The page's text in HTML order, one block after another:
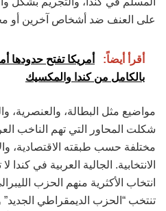
على العنف ضد أشخاص آخرين أو
أقرأ أيضاً:
أمريكا تفتح حدودها
بالكامل من كندا والمكسيك
مواضيع مثل البطالة، والعنصرية،
شكلت المحاور التي تهم الناخب
مختلفة حسب طبقته الاقتصادية،
الانتخابية. الجالية العربية في
انتخاب الأكثرية منهم الحزب
تنتخب “الحزب الديمقراطي